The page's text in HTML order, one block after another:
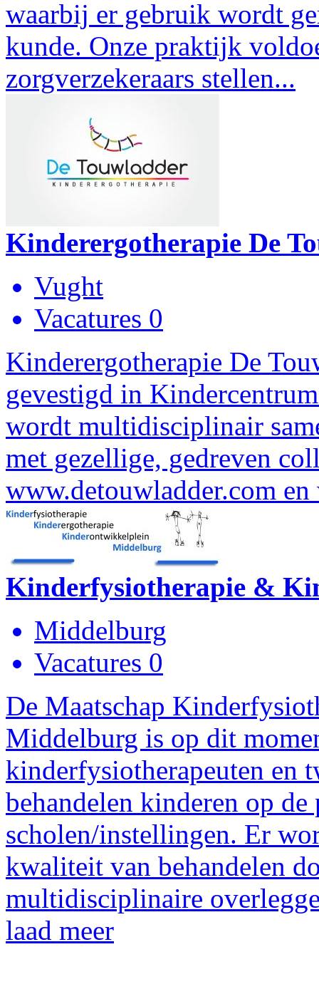
waarbij er gebruik wordt
kunde. Onze praktijk
zorgverzekeraars stellen...
Kinderergotherapie De
Vught
Vacatures 0
Kinderergotherapie De
gevestigd in
wordt multidisciplinair
met gezellige, gedreven
www.detouwladder.com
Kinderfysiotherapie &
Middelburg
Vacatures 0
De Maatschap
Middelburg is op dit
kinderfysiotherapeuten en
behandelen kinderen op
scholen/instellingen. Er
kwaliteit van behandelen
multidisciplinaire
laad meer